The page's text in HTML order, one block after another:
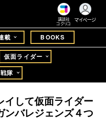
講談社
コクリコ
マイページ
載 BOOKS
仮面ライダー
隊
イして仮面ライダー
バレジェンズ４つ